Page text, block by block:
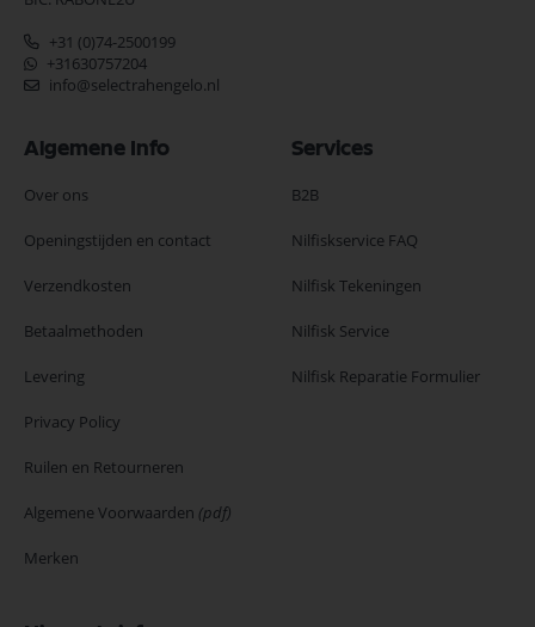
+31 (0)74-2500199
+31630757204
info@selectrahengelo.nl
Algemene Info
Over ons
Openingstijden en contact
Verzendkosten
Betaalmethoden
Levering
Privacy Policy
Ruilen en Retourneren
Algemene Voorwaarden (pdf)
Merken
Services
B2B
Nilfiskservice FAQ
Nilfisk Tekeningen
Nilfisk Service
Nilfisk Reparatie Formulier